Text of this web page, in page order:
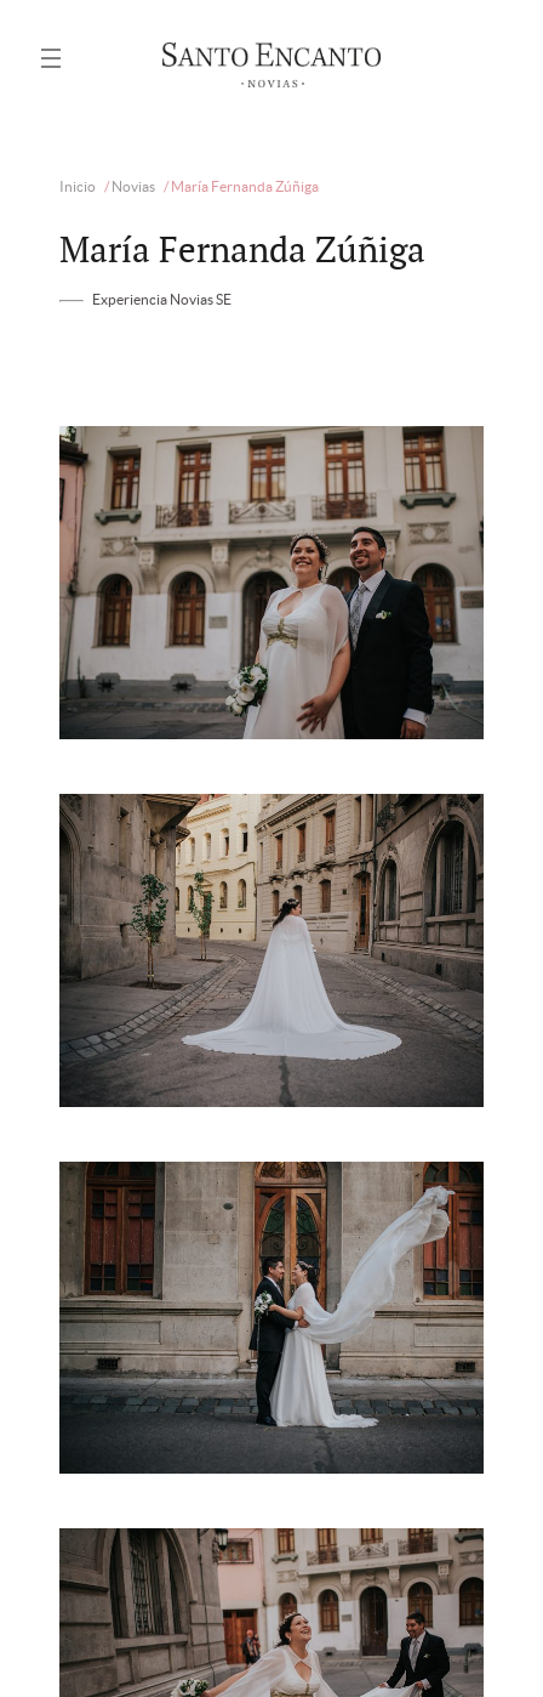
Inicio /Novias /María Fernanda Zúñiga
María Fernanda Zúñiga
Experiencia Novias SE